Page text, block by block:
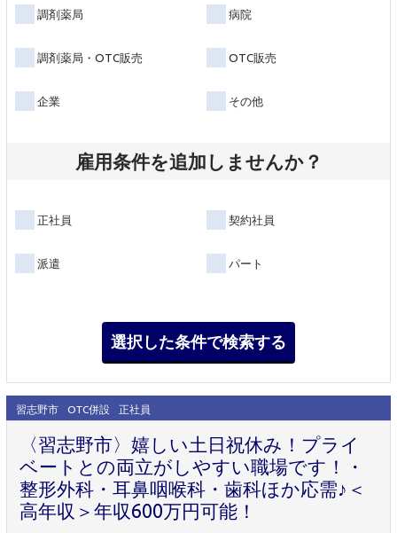
調剤薬局 病院
調剤薬局・OTC販売 OTC販売
企業 その他
雇用条件を追加しませんか？
正社員 契約社員
派遣 パート
習志野市 OTC併設 正社員
〈習志野市〉嬉しい土日祝休み！プライ
ベートとの両立がしやすい職場です！・
整形外科・耳鼻咽喉科・歯科ほか応需♪＜
高年収＞年収600万円可能！